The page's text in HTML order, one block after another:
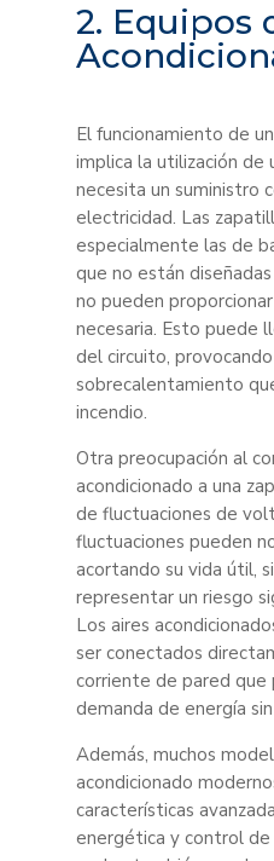
2. Equipos
El funcionamiento de
implica la utilización de
necesita un suministro
electricidad. Las
especialmente las de
que no están
no pueden
necesaria. Esto puede
del circuito,
sobrecalentamiento
incendio.
Otra preocupación al
acondicionado a una
de fluctuaciones de
fluctuaciones pueden
acortando su vida útil,
representar un riesgo
Los aires
ser conectados
corriente de pared
demanda de energía
Además, muchos
acondicionado
características
energética y control